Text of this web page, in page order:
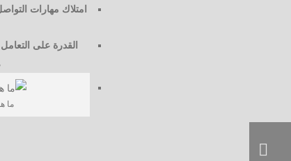
امتلاك مهارات
القدرة على
ما